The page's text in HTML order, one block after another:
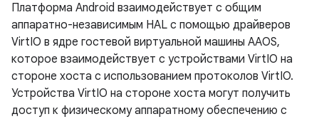
Платформа Android взаимодействует с общим
аппаратно-независимым HAL с помощью драйверов
VirtIO в ядре гостевой виртуальной машины AAOS,
которое взаимодействует с устройствами VirtIO на
стороне хоста с использованием протоколов VirtIO.
Устройства VirtIO на стороне хоста могут получить
доступ к физическому аппаратному обеспечению с